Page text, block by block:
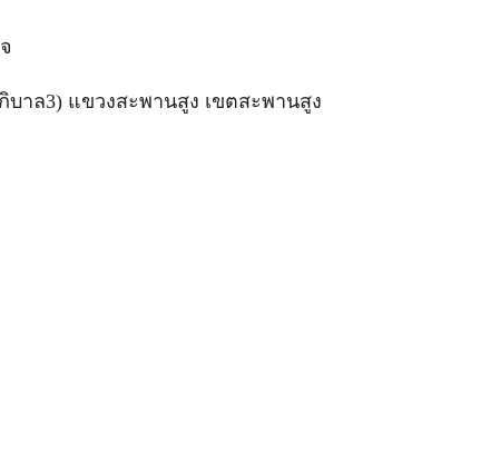
บาล3) แขวงสะพานสูง เขตสะพานสูง